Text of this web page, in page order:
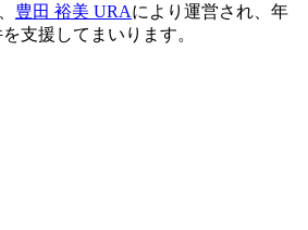
豊田 裕美 URAにより運営され、年
支援してまいります。